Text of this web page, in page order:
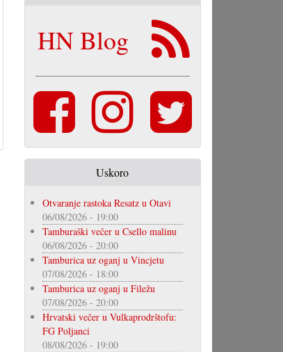
HN Blog
Uskoro
Otvaranje rastoka Resatz u Otavi
06/08/2026 - 19:00
Tamburaški večer u Csello malinu
06/08/2026 - 20:00
Tamburica uz oganj u Vincjetu
07/08/2026 - 18:00
Tamburica uz oganj u Filežu
07/08/2026 - 20:00
Hrvatski večer u Vulkaprodrštofu:
FG Poljanci
08/08/2026 - 19:00